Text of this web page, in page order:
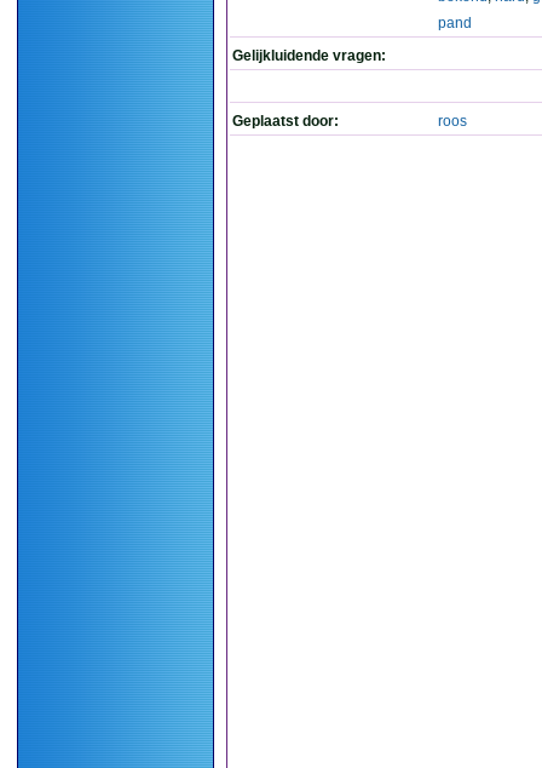
pand
Gelijkluidende vragen:
Geplaatst door: roos